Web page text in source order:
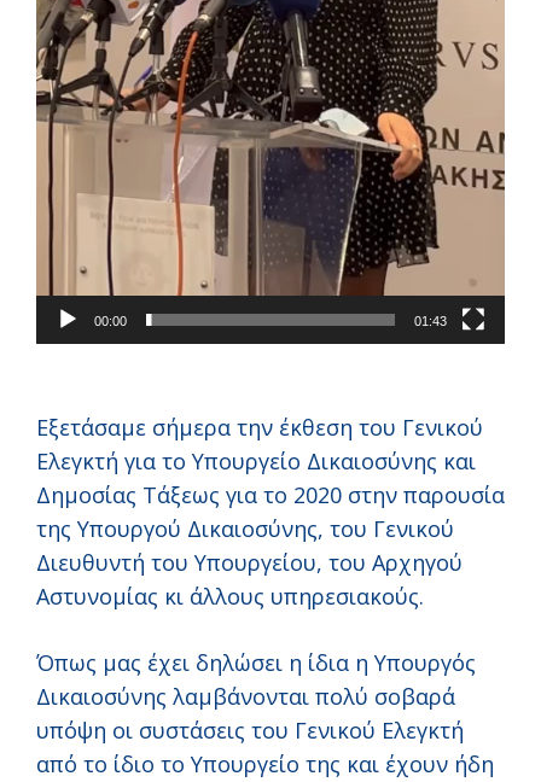
00:00 01:43
Εξετάσαμε σήμερα την έκθεση του Γενικού
Ελεγκτή για το Υπουργείο Δικαιοσύνης και
Δημοσίας Τάξεως για το 2020 στην παρουσία
της Υπουργού Δικαιοσύνης, του Γενικού
Διευθυντή του Υπουργείου, του Αρχηγού
Αστυνομίας κι άλλους υπηρεσιακούς.
Όπως μας έχει δηλώσει η ίδια η Υπουργός
Δικαιοσύνης λαμβάνονται πολύ σοβαρά
υπόψη οι συστάσεις του Γενικού Ελεγκτή
από το ίδιο το Υπουργείο της και έχουν ήδη